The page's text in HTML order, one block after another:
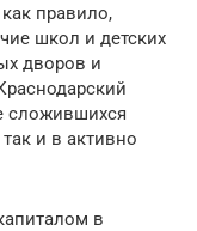
правило,
школ и детских
дворов и
сложившихся
и в активно
в